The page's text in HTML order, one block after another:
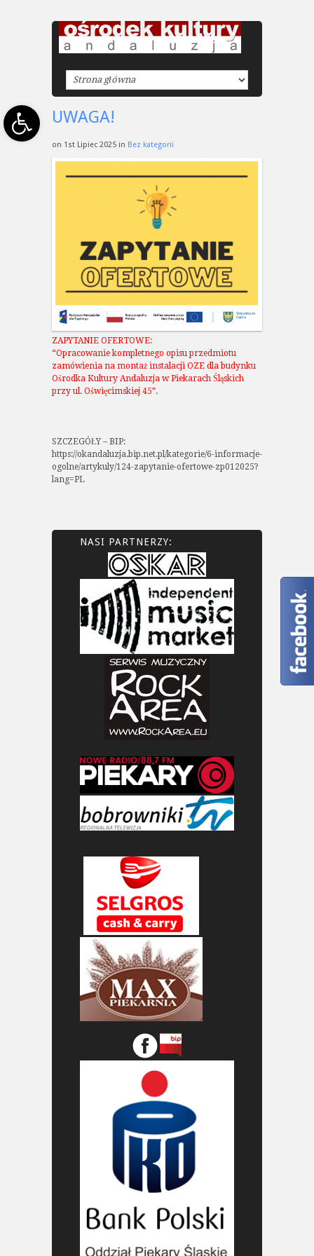
Open toolbar
UWAGA!
on 1st Lipiec 2025 in Bez kategorii
ZAPYTANIE OFERTOWE:
“Opracowanie kompletnego opisu przedmiotu
zamówienia na montaż instalacji OZE dla budynku
Ośrodka Kultury Andaluzja w Piekarach Śląskich
przy ul. Oświęcimskiej 45”.
SZCZEGÓŁY – BIP:
https://okandaluzja.bip.net.pl/kategorie/6-informacje-
ogolne/artykuly/124-zapytanie-ofertowe-zp012025?
lang=PL
NASI PARTNERZY: